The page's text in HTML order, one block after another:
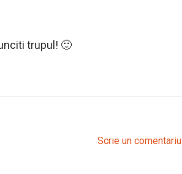
trupul! 🙂
Scrie un comentariu